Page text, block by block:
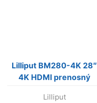
Lilliput BM280-4K 28″
4K HDMI prenosný
Lilliput